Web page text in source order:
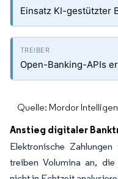
Einsatz KI-gestützter
Open-Banking-APIs
Quelle: Mordor
Anstieg digitaler
Elektronische
treiben Volumina an, die